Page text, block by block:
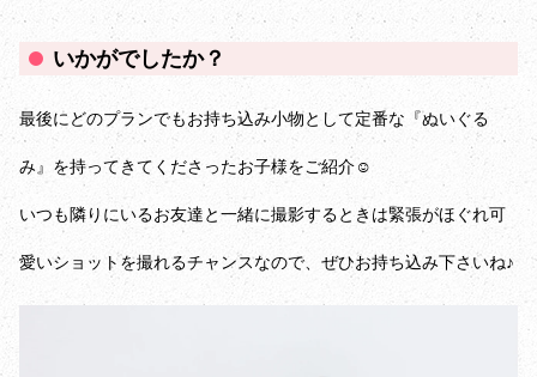
いかがでしたか？
最後にどのプランでもお持ち込み小物として定番な『ぬいぐる
み』を持ってきてくださったお子様をご紹介☺️
いつも隣りにいるお友達と一緒に撮影するときは緊張がほぐれ可
愛いショットを撮れるチャンスなので、ぜひお持ち込み下さいね♪